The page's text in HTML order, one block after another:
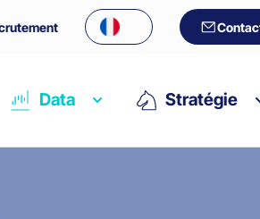
Data Stratégie